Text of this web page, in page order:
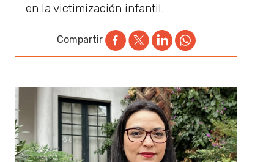
en la victimización infantil.
Compartir